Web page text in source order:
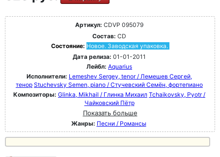
Артикул: CDVP 095079
Состав: CD
Состояние: Новое. Заводская упаковка.
Дата релиза: 01-01-2011
Лейбл: Aquarius
Исполнители: Lemeshev Sergey, tenor / Лемешев Сергей,
тенор Stuchevsky Semen, piano / Стучевский Семён, фортепиано
Композиторы: Glinka, Mikhail / Глинка Михаил Tchaikovsky, Pyotr /
Чайковский Пётр
Показать больше
Жанры: Песни / Романсы